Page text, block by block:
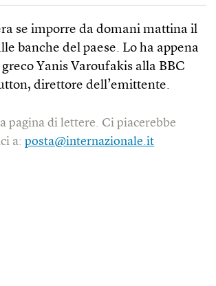
se imporre da domani mattina il
banche del paese. Lo ha appena
Yanis Varoufakis alla BBC
direttore dell’emittente.
pagina di lettere. Ci piacerebbe
a:posta@internazionale.it